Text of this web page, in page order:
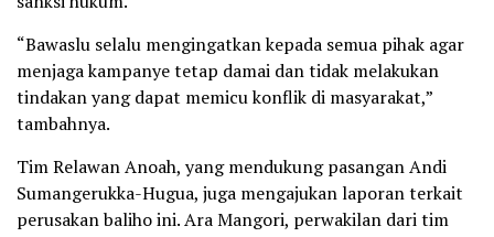
“Bawaslu selalu mengingatkan kepada semua pihak agar
menjaga kampanye tetap damai dan tidak melakukan
tindakan yang dapat memicu konflik di masyarakat,”
tambahnya.
Tim Relawan Anoah, yang mendukung pasangan Andi
Sumangerukka-Hugua, juga mengajukan laporan terkait
perusakan baliho ini. Ara Mangori, perwakilan dari tim